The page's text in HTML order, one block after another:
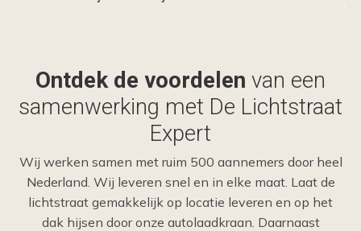
Ontdek de voordelen van een
samenwerking met De Lichtstraat
Expert
Wij werken samen met ruim 500 aannemers door heel
Nederland. Wij leveren snel en in elke maat. Laat de
lichtstraat gemakkelijk op locatie leveren en op het
dak hijsen door onze autolaadkraan. Daarnaast